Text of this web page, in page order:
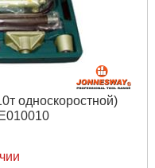
односкоростной)